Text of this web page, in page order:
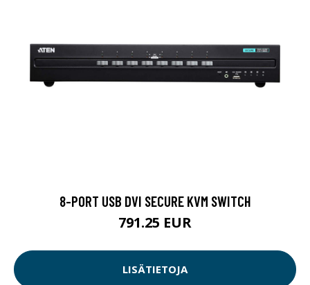
8-PORT USB DVI SECURE KVM SWITCH
791.25 EUR
LISÄTIETOJA